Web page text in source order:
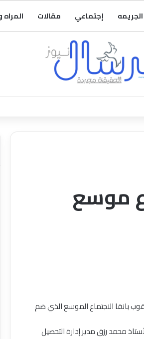
الجريمه إجتماعي مقالات
موسع
بانقا الاجتماع الموسع الذي ضم
محمد رزق مدير إدارة التحصيل